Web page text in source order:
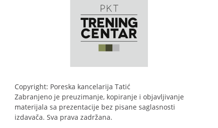
Copyright: Poreska kancelarija Tatić
Zabranjeno je preuzimanje, kopiranje i objavljivanje
materijala sa prezentacije bez pisane saglasnosti
izdavača. Sva prava zadržana.